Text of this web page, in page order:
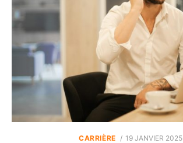
CARRIÈRE
POSTED
19 JANVIER 2025